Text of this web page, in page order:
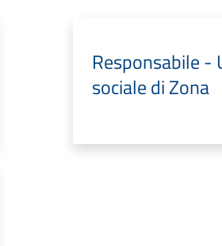
Responsabile -
sociale di Zona